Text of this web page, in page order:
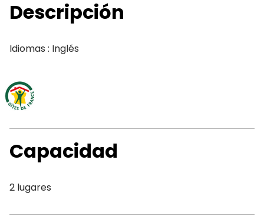
Descripción
Idiomas : Inglés
Capacidad
2 lugares